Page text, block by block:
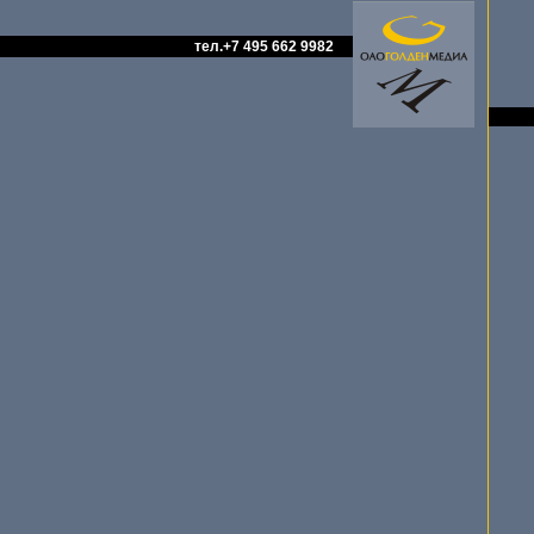
тел.+7 495 662 9982